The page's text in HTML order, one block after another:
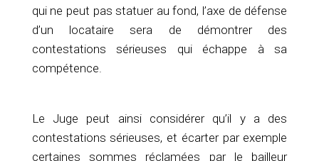
qui ne peut pas statuer au fond, l’axe de défense
d’un locataire sera de démontrer des
contestations sérieuses qui échappe à sa
compétence.
Le Juge peut ainsi considérer qu’il y a des
contestations sérieuses, et écarter par exemple
certaines sommes réclamées par le bailleur